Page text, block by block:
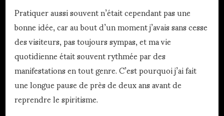
Pratiquer aussi souvent n’était cependant pas une
bonne idée, car au bout d’un moment j’avais sans cesse
des visiteurs, pas toujours sympas, et ma vie
quotidienne était souvent rythmée par des
manifestations en tout genre. C’est pourquoi j’ai fait
une longue pause de près de deux ans avant de
reprendre le spiritisme.